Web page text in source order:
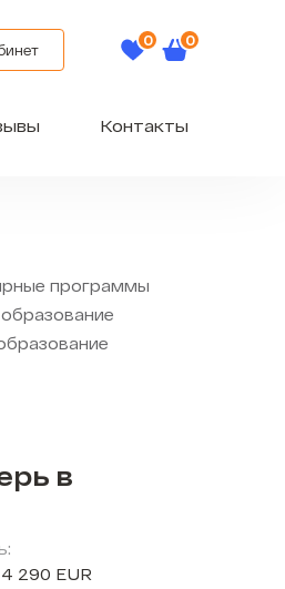
Контакты
программы
в
290 EUR